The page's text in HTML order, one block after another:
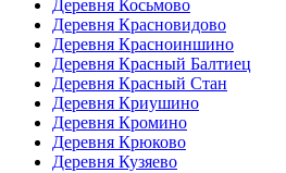
Деревня Косьмово
Деревня Красновидово
Деревня Красноиншино
Деревня Красный Балтиец
Деревня Красный Стан
Деревня Криушино
Деревня Кромино
Деревня Крюково
Деревня Кузяево